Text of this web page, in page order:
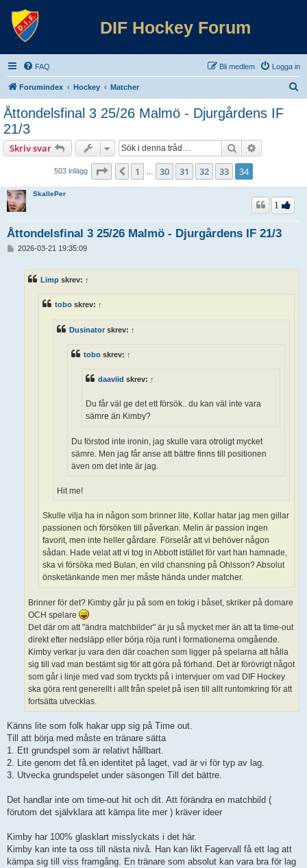
DIF Hockey Forum
FAQ Logga in
Bli medlem
Forumindex Hockey Matcher
Åttondelsfinal 3 25/26 Malmö - Djurgårdens IF
21/3
Skriv svar Sök
503 inlägg Sida 34 av 34
Föregående
1 30 31 32 33 34
SkallePer
Åttondelsfinal 3 25/26 Malmö - Djurgårdens IF 21/3
1
2026-03-21 19:35:09
Limp skrev: ↑
tobo skrev: ↑
Dusinator skrev: ↑
tobo skrev: ↑
daaviid skrev: ↑
Du får väl ge det ett försök.. du kan väl inte vara
sämre än Kimby?
Du förstod inte ironin, jag skulle vara otroligt mycket
sämre. Men jag får anse att bättre finns till positionen
även om det inte är jag.
Hit me!
Skulle vilja ha in någon som brinner lite, Kollar hatar jag men gillar
passionen och försöken till påverkan. Melin är passion ingen
favorit, men inte heller gårdare. Förselår att vi behöver någon
sådan. Hade velat att vi tog in Abbott istället för vart han hamnade,
ska vi försöka med Bulan, en vild chansning på Ohlsson? Absolut
önsketänkande men mer måste hända under matcher.
Brinner för det? Kimby går ju på som en tokig i båset, skriker på domare
OCH spelare
Det där om att "ändra matchbilder" är ju så mycket mer än att ta time-out
direkt efter nedsläpp eller börja röja runt i formationerna omgående.
Kimby verkar ju vara den där coachen som ligger på spelarna att hålla
sig till vad man bestämt sig för att göra på förhand. Det är förövrigt något
som går i linje med vad som tryckts på i intervjuer om vad DIF Hockey
ska göra rent generellt i allt från spelet på isen till allt runtomkring för att
fortsätta utvecklas.
Känns lite som folk hakar upp sig på Time out.
Till att börja med måste en tränare sätta
1. Ett grundspel som är relativt hållbart.
2. Lite genom det få.en identitet på laget, vad är vi för typ av lag.
3. Utvecka grundspelet under säsongen Till det bättre.
Det handlar inte om time-out hit och dit. Att förändra en matchbild (
förutom det självklara att kämpa lite mer ) kräver ideer
Kimby har 100% glasklart misslyckats i det här.
Kimby kan inte ta oss till nästa nivå. Han kan likt Fagervall få ett lag att
kämpa sig till viss framgång. En tränare som absolut kan vara bra för lag